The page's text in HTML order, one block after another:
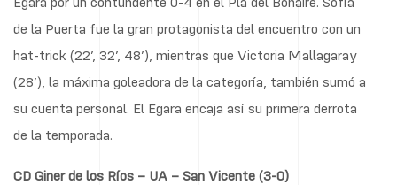
de la Puerta fue la gran protagonista del encuentro con un
hat-trick (22’, 32’, 48’), mientras que Victoria Mallagaray
(28’), la máxima goleadora de la categoría, también sumó a
su cuenta personal. El Egara encaja así su primera derrota
de la temporada.
CD Giner de los Ríos – UA – San Vicente (3-0)